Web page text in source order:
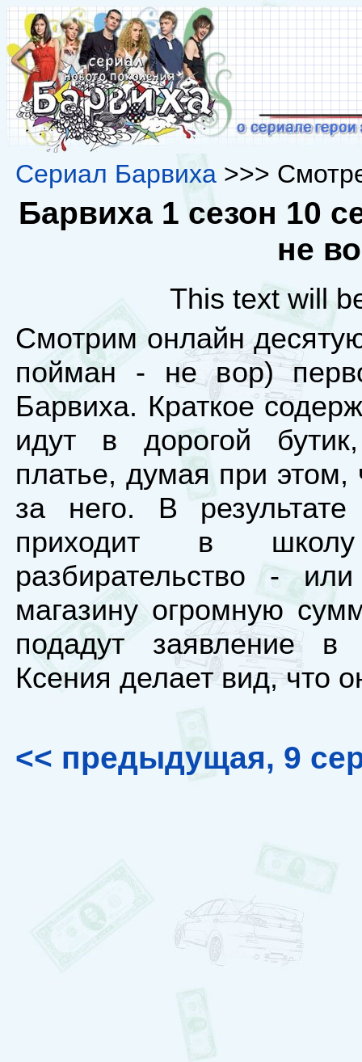
Сериал Барвиха >>>
Барвиха 1 сезон 10
не
This text will
Смотрим онлайн
пойман - не вор)
Барвиха. Краткое
идут в дорогой
платье, думая при этом,
за него. В результате
приходит в
разбирательство -
магазину огромную
подадут заявление
Ксения делает вид, что
<< предыдущая, 9